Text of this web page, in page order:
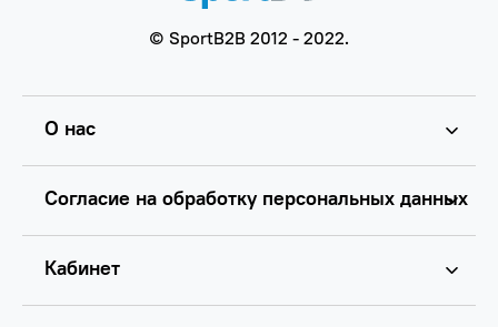
© SportB2B 2012 - 2022.
О нас
Согласие на обработку персональных данных
Кабинет